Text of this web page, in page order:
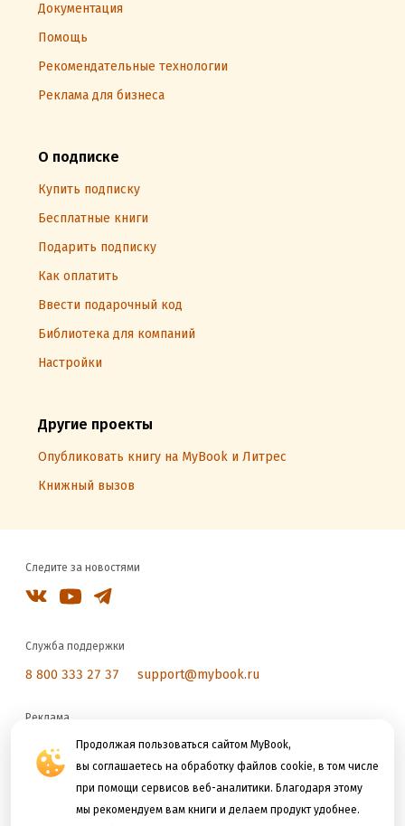
Продолжая пользоваться сайтом MyBook,
вы соглашаетесь на обработку файлов cookie, в том числе
при помощи сервисов веб-аналитики. Благодаря этому
мы рекомендуем вам книги и делаем продукт удобнее.
Документация
Помощь
Рекомендательные технологии
Реклама для бизнеса
О подписке
Купить подписку
Бесплатные книги
Подарить подписку
Как оплатить
Ввести подарочный код
Библиотека для компаний
Настройки
Другие проекты
Опубликовать книгу на MyBook и Литрес
Книжный вызов
Следите за новостями
Служба поддержки
8 800 333 27 37 support@mybook.ru
Реклама
reklama@litres.ru
Мы принимаем к оплате